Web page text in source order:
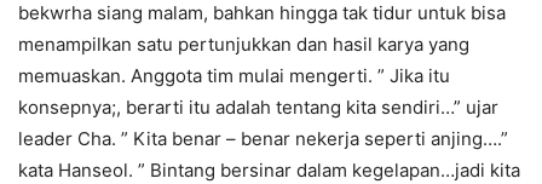
bekwrha siang malam, bahkan hingga tak tidur untuk bisa
menampilkan satu pertunjukkan dan hasil karya yang
memuaskan. Anggota tim mulai mengerti. ” Jika itu
konsepnya;, berarti itu adalah tentang kita sendiri…” ujar
leader Cha. ” Kita benar – benar nekerja seperti anjing….”
kata Hanseol. ” Bintang bersinar dalam kegelapan…jadi kita